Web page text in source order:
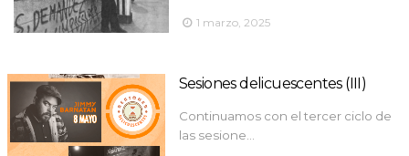
1 marzo, 2025
Sesiones delicuescentes (III)
Continuamos con el tercer ciclo de
las sesione…